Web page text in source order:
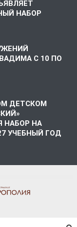
НАБОР
С 10 ПО
ДЕТСКОМ
НАБОР НА
УЧЕБНЫЙ ГОД